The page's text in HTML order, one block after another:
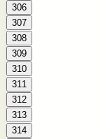
306
307
308
309
310
311
312
313
314